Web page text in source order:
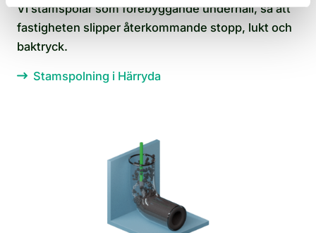
Vi stamspolar som förebyggande underhåll, så att
fastigheten slipper återkommande stopp, lukt och
baktryck.
Stamspolning i Härryda